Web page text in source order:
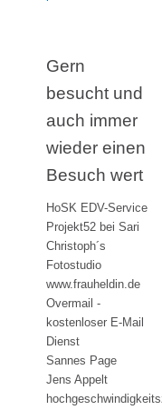
Gern
besucht und
auch immer
wieder einen
Besuch wert
HoSK EDV-Service
Projekt52 bei Sari
Christoph´s
Fotostudio
www.frauheldin.de
Overmail -
kostenloser E-Mail
Dienst
Sannes Page
Jens Appelt